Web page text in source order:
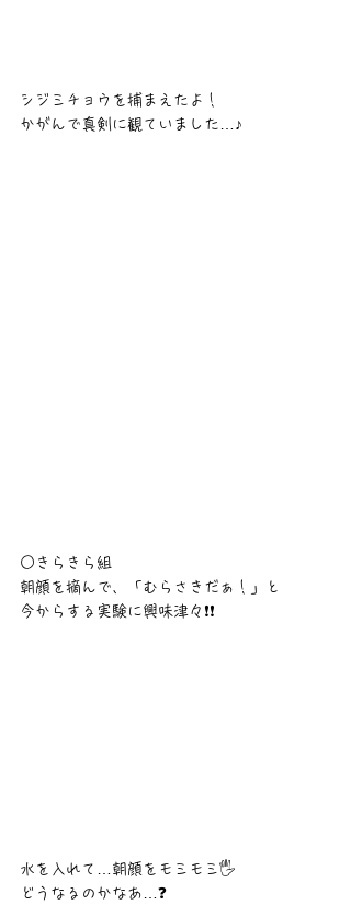
シジミチョウを捕まえたよ！
かがんで真剣に観ていました…♪
○きらきら組
朝顔を摘んで、「むらさきだぁ！」と
今からする実験に興味津々❗❗
水を入れて…朝顔をモミモミ🖐
どうなるのかなあ…❓